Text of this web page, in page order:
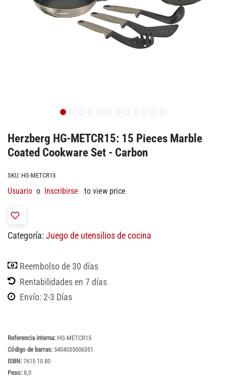
Herzberg HG-METCR15: 15 Pieces Marble
Coated Cookware Set - Carbon
SKU: HG-METCR15
Usuario o Inscribirse to view price
Categoría: Juego de utensilios de cocina
Reembolso de 30 días
Rentabilidades en 7 días
Envío: 2-3 Días
Referencia interna: HG-METCR15
Código de barras: 5404035006351
ISBN: 7615 10 80
Peso: 8,0